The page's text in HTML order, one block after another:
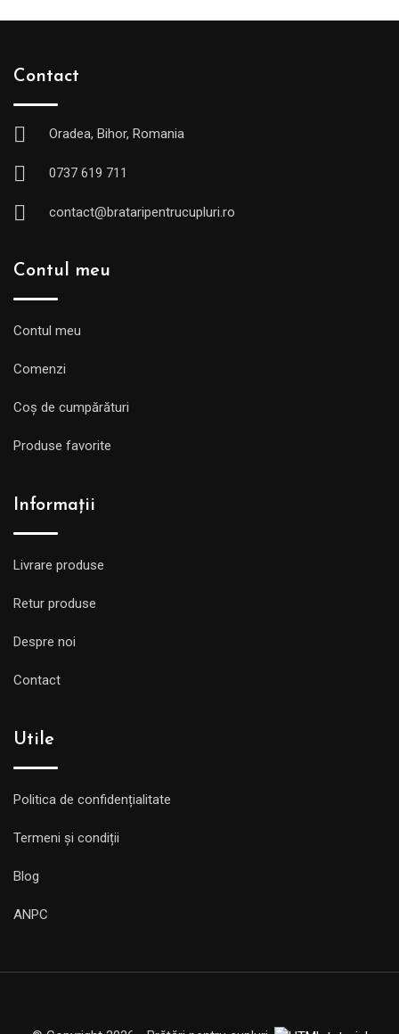
Contact
Oradea, Bihor, Romania
0737 619 711
contact@brataripentrucupluri.ro
Contul meu
Contul meu
Comenzi
Coș de cumpărături
Produse favorite
Informații
Livrare produse
Retur produse
Despre noi
Contact
Utile
Politica de confidențialitate
Termeni și condiții
Blog
ANPC